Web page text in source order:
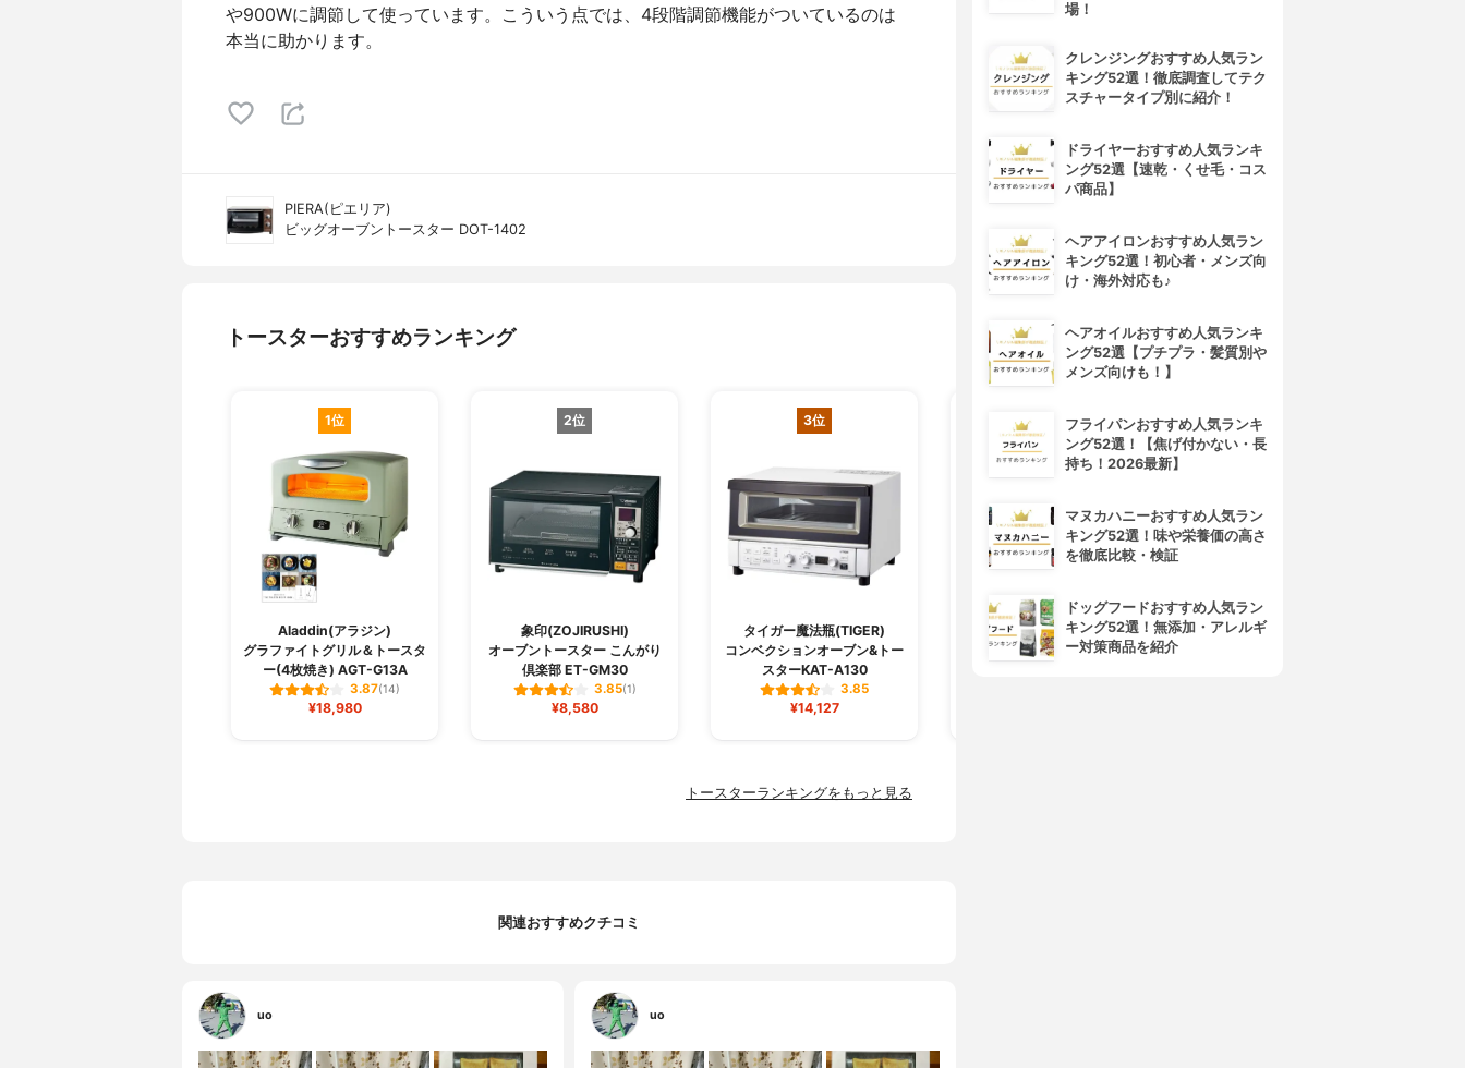
や900Wに調節して使っています。こういう点では、4段階調節機能がついているのは
本当に助かります。
PIERA(ピエリア)
ビッグオーブントースター DOT-1402
トースターおすすめランキング
1位
Aladdin(アラジン)
グラファイトグリル＆トースタ
ー(4枚焼き) AGT-G13A
3.87(14)
¥18,980
2位
象印(ZOJIRUSHI)
オーブントースター こんがり
倶楽部 ET-GM30
3.85(1)
¥8,580
3位
タイガー魔法瓶(TIGER)
コンベクションオーブン&トー
スターKAT-A130
3.85
¥14,127
タイガー魔法瓶(TIGER)
オーブントースターKAE-
日立(HITACHI)
トースターランキングをもっと見る
関連おすすめクチコミ
uo uo
場！
クレンジングおすすめ人気ラン
キング52選！徹底調査してテク
スチャータイプ別に紹介！
ドライヤーおすすめ人気ランキ
ング52選【速乾・くせ毛・コス
パ商品】
ヘアアイロンおすすめ人気ラン
キング52選！初心者・メンズ向
け・海外対応も♪
ヘアオイルおすすめ人気ランキ
ング52選【プチプラ・髪質別や
メンズ向けも！】
フライパンおすすめ人気ランキ
ング52選！【焦げ付かない・長
持ち！2026最新】
マヌカハニーおすすめ人気ラン
キング52選！味や栄養価の高さ
を徹底比較・検証
ドッグフードおすすめ人気ラン
キング52選！無添加・アレルギ
ー対策商品を紹介